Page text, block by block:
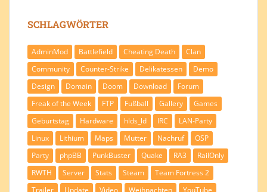
SCHLAGWÖRTER
AdminMod Battlefield Cheating Death
Clan
Community
Counter-Strike Delikatessen
Demo
Design
Domain Doom Download
Forum
Freak of the Week
FTP Fußball Gallery
Games
Geburtstag
Hardware hlds_ld IRC
LAN-Party
Linux
Lithium Maps Mutter Nachruf
OSP
Party
phpBB PunkBuster Quake RA3
RailOnly
RWTH
Server Stats Steam
Team Fortress 2
Trailer
Update Video Weihnachten YouTube